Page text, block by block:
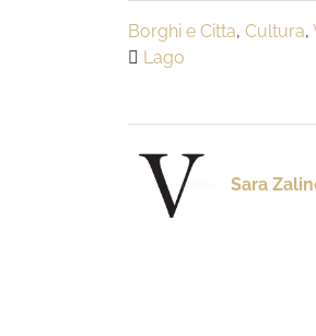
Borghi e Citta, Cultura,
Lago
Sara